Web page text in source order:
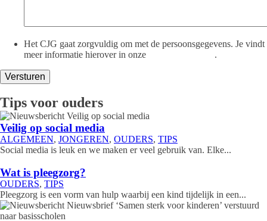
Het CJG gaat zorgvuldig om met de persoonsgegevens. Je vindt
meer informatie hierover in onze
.
Versturen
Tips voor ouders
Veilig op social media
ALGEMEEN, JONGEREN, OUDERS, TIPS
Social media is leuk en we maken er veel gebruik van. Elke...
Wat is pleegzorg?
OUDERS, TIPS
Pleegzorg is een vorm van hulp waarbij een kind tijdelijk in een...